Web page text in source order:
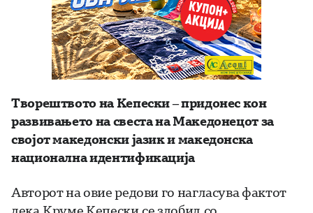
Творештвото на Кепески – придонес кон
развивањето на свеста на Македонецот за
својот македонски јазик и македонска
национална идентификација
Авторот на овие редови го нагласува фактот